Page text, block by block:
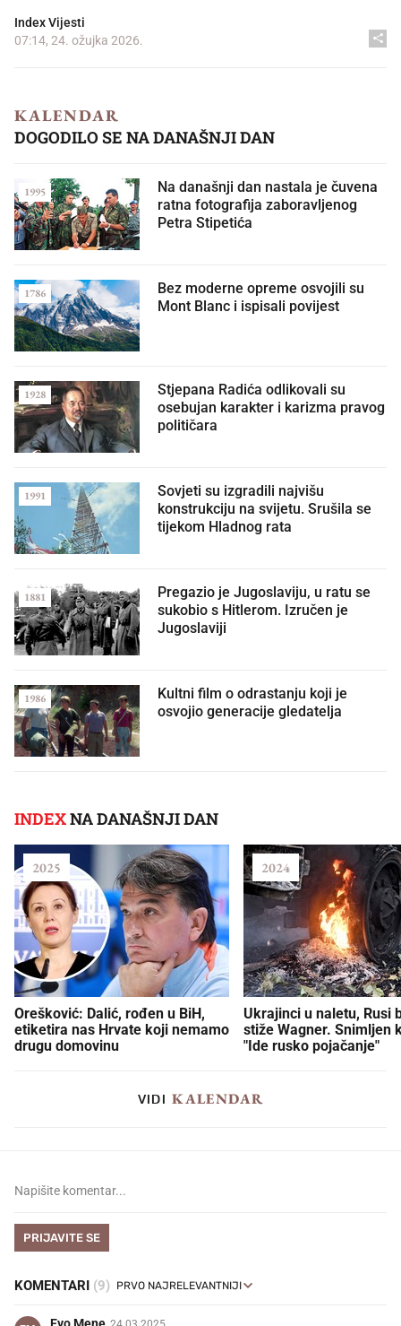
Index Vijesti
07:14, 24. ožujka 2026.
KALENDAR
DOGODILO SE NA DANAŠNJI DAN
Na današnji dan nastala je čuvena
ratna fotografija zaboravljenog
Petra Stipetića
1995
Bez moderne opreme osvojili su
Mont Blanc i ispisali povijest
1786
Stjepana Radića odlikovali su
osebujan karakter i karizma pravog
političara
1928
Sovjeti su izgradili najvišu
konstrukciju na svijetu. Srušila se
tijekom Hladnog rata
1991
Pregazio je Jugoslaviju, u ratu se
sukobio s Hitlerom. Izručen je
Jugoslaviji
1881
Kultni film o odrastanju koji je
osvojio generacije gledatelja
1986
INDEXNA DANAŠNJI DAN
Orešković: Dalić, rođen u BiH,
etiketira nas Hrvate koji nemamo
drugu domovinu
2025
Ukrajinci u naletu, Rusi
stiže Wagner. Snimljen
"Ide rusko pojačanje"
2024
VIDI KALENDAR
PRIJAVITE SE
KOMENTARI (9)